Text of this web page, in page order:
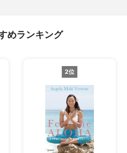
めランキング
2位